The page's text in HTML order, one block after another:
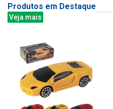
Produtos em Destaque
Veja mais